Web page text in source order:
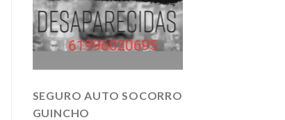
SEGURO AUTO SOCORRO
GUINCHO